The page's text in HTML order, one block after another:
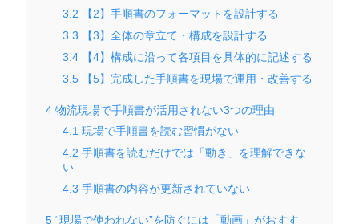
3.2 【2】手順書のフォーマットを設計する
3.3 【3】全体の章立て・構成を設計する
3.4 【4】構成に沿って各項目を具体的に記述する
3.5 【5】完成した手順書を現場で運用・改善する
4 物流現場で手順書が活用されない3つの理由
4.1 現場で手順書を読む習慣がない
4.2 手順書を読むだけでは「動き」を理解できな
い
4.3 手順書の内容が更新されていない
5 “現場で使われない”を防ぐには「動画」がおすす